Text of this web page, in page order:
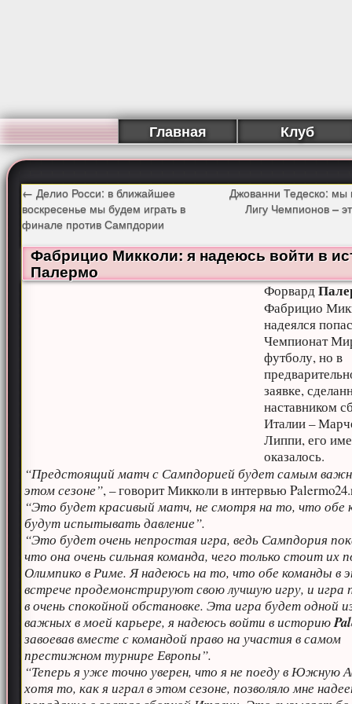
Главная Клуб
← Делио Росси: в ближайшее
воскресенье мы будем играть в
финале против Сампдории
Джованни Тедеско: мы
Лигу Чемпионов –
Фабрицио Микколи: я надеюсь войти в
Палермо
Форвард
Фабрицио
надеялся
Чемпионат
футболу, но в
заявке,
наставником
Италии –
Липпи, его
оказалось.
“Предстоящий матч с Сампдорией будет самым
этом сезоне”, – говорит Микколи в интервью
“Это будет красивый матч, не смотря на то, что обе
будут испытывать давление”.
“Это будет очень непростая игра, ведь Сампдория
что она очень сильная команда, чего только стоит их
Олимпико в Риме. Я надеюсь на то, что обе команды в
встрече продемонстрируют свою лучшую игру, и игра
в очень спокойной обстановке. Эта игра будет одной
важных в моей карьере, я надеюсь войти в историю
завоевав вместе с командой право на участия в самом
престижном турнире Европы”.
“Теперь я уже точно уверен, что я не поеду в Южную
хотя то, как я играл в этом сезоне, позволяло мне